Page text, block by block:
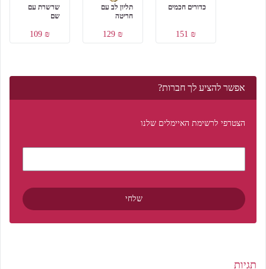
שרשרת עם
שם
₪ 109
תליון לב עם
חריטה
₪ 129
כדורים חכמים
₪ 151
אפשר להציע לך חברות?
הצטרפי לרשימת האיימלים שלנו
תגיות